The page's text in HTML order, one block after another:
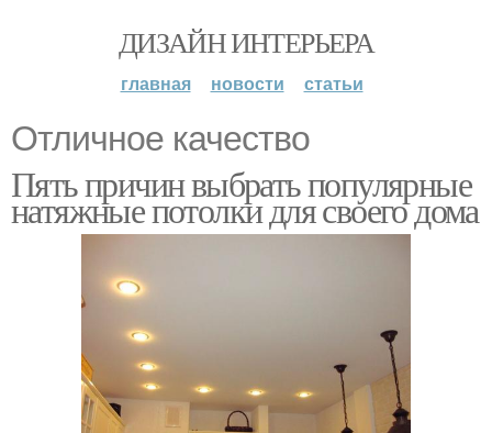
ДИЗАЙН ИНТЕРЬЕРА
главная новости статьи
Отличное качество
Пять причин выбрать популярные
натяжные потолки для своего дома